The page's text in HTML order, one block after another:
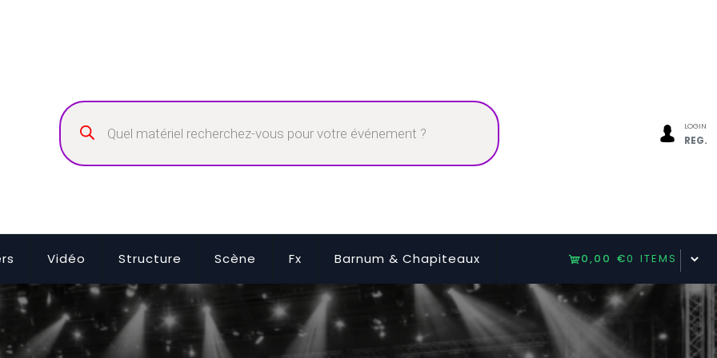
Recherche
de
produits
LOGIN
REG.
Vidéo Structure Scène Fx Barnum & Chapiteaux 0,00 €0 ITEMS